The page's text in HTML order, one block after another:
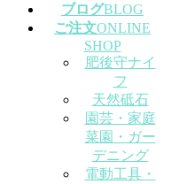
ブログBLOG
ご注文ONLINE
SHOP
肥後守ナイ
フ
天然砥石
園芸・家庭
菜園・ガー
デニング
電動工具・